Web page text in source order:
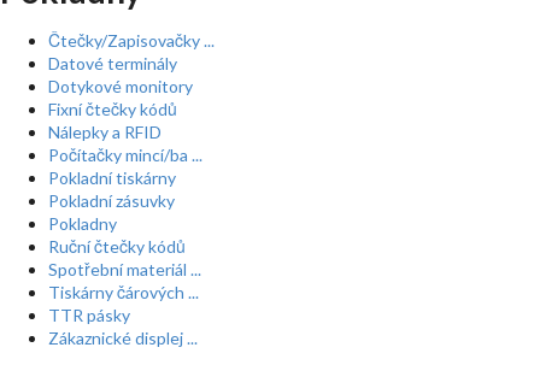
Čtečky/Zapisovačky ...
Datové terminály
Dotykové monitory
Fixní čtečky kódů
Nálepky a RFID
Počítačky mincí/ba ...
Pokladní tiskárny
Pokladní zásuvky
Pokladny
Ruční čtečky kódů
Spotřební materiál ...
Tiskárny čárových ...
TTR pásky
Zákaznické displej ...